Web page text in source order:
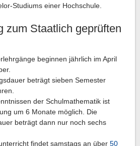
Studiums einer Hochschule.
zum Staatlich geprüften
beginnen jährlich im April
beträgt sieben Semester
der Schulmathematik ist
um 6 Monate möglich. Die
beträgt dann nur noch sechs
findet samstags an über 50